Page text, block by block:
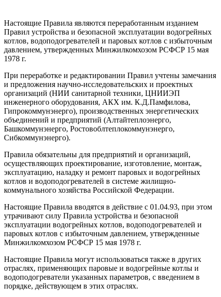
Настоящие Правила являются переработанным изданием
Правил устройства и безопасной эксплуатации водогрейных
котлов, водоподогревателей и паровых котлов с избыточным
давлением, утвержденных Минжилкомхозом РСФСР 15 мая
1978 г.
При переработке и редактировании Правил учтены замечания
и предложения научно-исследовательских и проектных
организаций (НИИ санитарной техники, ЦНИИЭП
инженерного оборудования, АКХ им. К.Д.Памфилова,
Гипрокоммунэнерго), производственных энергетических
объединений и предприятий (Алтайтеплоэнерго,
Башкоммунэнерго, Ростовоблтеплокоммунэнерго,
Сибкоммунэнерго).
Правила обязательны для предприятий и организаций,
осуществляющих проектирование, изготовление, монтаж,
эксплуатацию, наладку и ремонт паровых и водогрейных
котлов и водоподогревателей в системе жилищно-
коммунального хозяйства Российской Федерации.
Настоящие Правила вводятся в действие с 01.04.93, при этом
утрачивают силу Правила устройства и безопасной
эксплуатации водогрейных котлов, водоподогревателей и
паровых котлов с избыточным давлением, утвержденные
Минжилкомхозом РСФСР 15 мая 1978 г.
Настоящие Правила могут использоваться также в других
отраслях, применяющих паровые и водогрейные котлы и
водоподогреватели указанных параметров, с введением в
порядке, действующем в этих отраслях.